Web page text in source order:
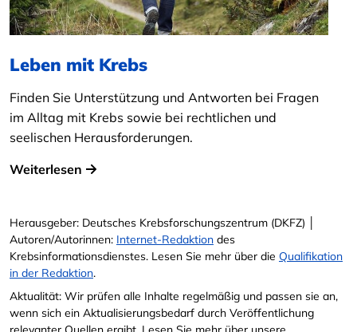
Leben mit Krebs
Finden Sie Unterstützung und Antworten bei Fragen
im Alltag mit Krebs sowie bei rechtlichen und
seelischen Herausforderungen.
Weiterlesen
Herausgeber: Deutsches Krebsforschungszentrum (DKFZ) │
Autoren/Autorinnen: Internet-Redaktion des
Krebsinformationsdienstes. Lesen Sie mehr über die Qualifikation
in der Redaktion.
Aktualität: Wir prüfen alle Inhalte regelmäßig und passen sie an,
wenn sich ein Aktualisierungsbedarf durch Veröffentlichung